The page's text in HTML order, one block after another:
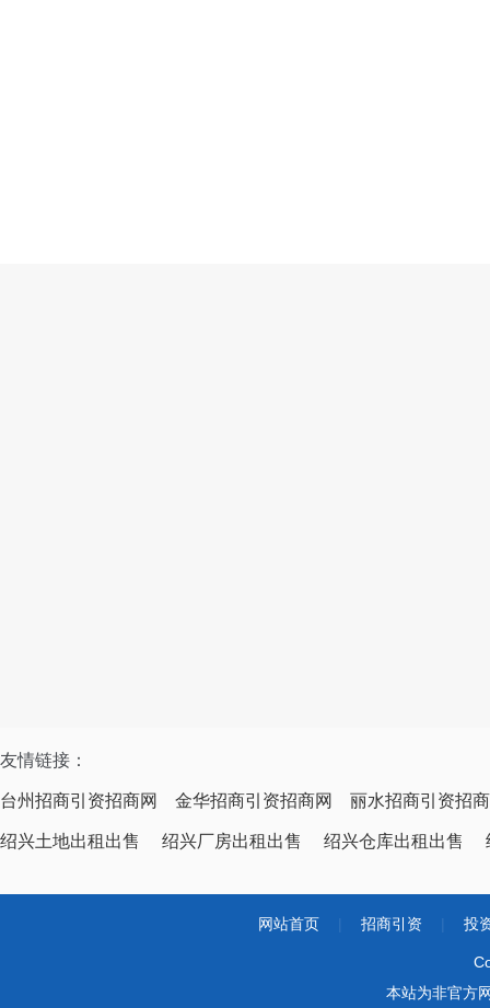
友情链接：
台州招商引资招商网 金华招商引资招商网 丽水招商引资招
绍兴土地出租出售 绍兴厂房出租出售 绍兴仓库出租出售
网站首页 招商引资 投
本站为非官方